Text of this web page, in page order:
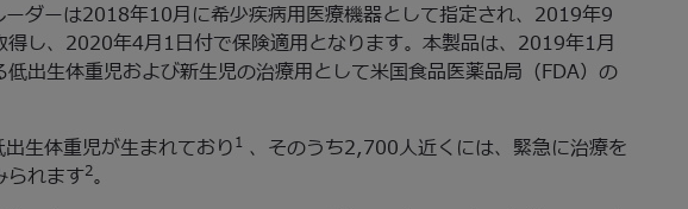
ーダーは2018年10月に希少疾病用医療機器として指定され、2019年9
得し、2020年4月1日付で保険適用となります。本製品は、2019年1月
出生体重児および新生児の治療用として米国食品医薬品局（FDA）の
生体重児が生まれており1 、そのうち2,700人近くには、緊急に治療を
られます2。